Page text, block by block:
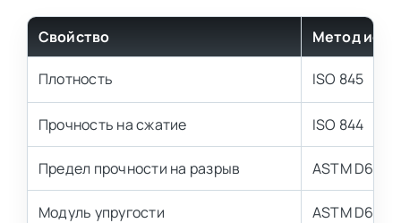
Свойство Метод
Плотность ISO 845
Прочность на сжатие ISO 844
Предел прочности на разрыв ASTM D638
Модуль упругости ASTM D638